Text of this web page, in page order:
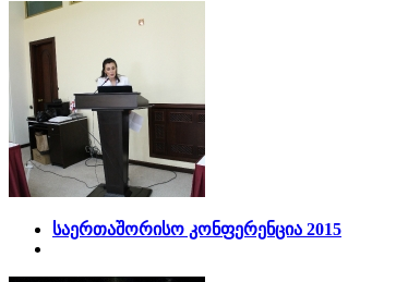
საერთაშორისო კონფერენცია 2015